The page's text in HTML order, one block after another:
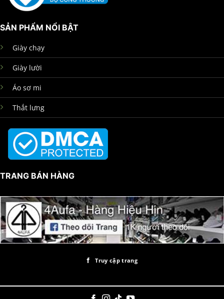
SẢN PHẨM NỔI BẬT
Giày chạy
Giày lười
Áo sơ mi
Thắt lưng
TRANG BÁN HÀNG
Truy cập trang